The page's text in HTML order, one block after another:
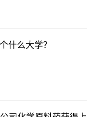
什么大学？